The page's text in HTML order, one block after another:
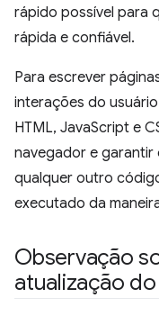
rápido possível para
rápida e confiável.
Para escrever
interações do
HTML, JavaScript e
navegador e garantir
qualquer outro
executado da
Observação
atualização